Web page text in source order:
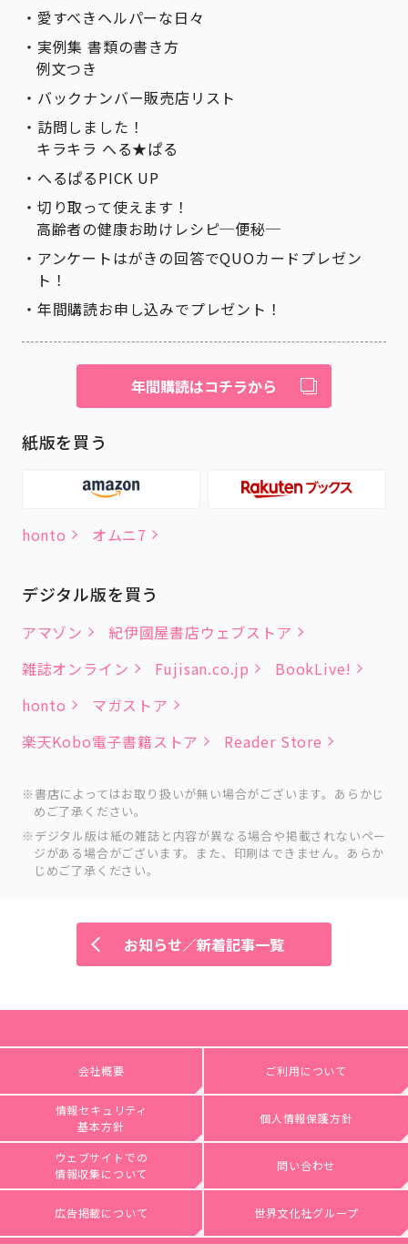
愛すべきヘルパーな日々
実例集 書類の書き方
例文つき
バックナンバー販売店リスト
訪問しました！
キラキラ へる★ぱる
へるぱるPICK UP
切り取って使えます！
高齢者の健康お助けレシピ─便秘─
アンケートはがきの回答でQUOカードプレゼン
ト！
年間購読お申し込みでプレゼント！
年間購読はコチラから
紙版を買う
honto オムニ7
デジタル版を買う
アマゾン
紀伊國屋書店ウェブストア
雑誌オンライン
Fujisan.co.jp
BookLive!
honto
マガストア
楽天Kobo電子書籍ストア
Reader Store
書店によってはお取り扱いが無い場合がございます。あらかじ
めご了承ください。
デジタル版は紙の雑誌と内容が異なる場合や掲載されないペー
ジがある場合がございます。また、印刷はできません。あらか
じめご了承ください。
お知らせ／新着記事一覧
会社概要 ご利用について
情報セキュリティ
基本方針
個人情報保護方針
ウェブサイトでの
情報収集について
問い合わせ
広告掲載について 世界文化社グループ